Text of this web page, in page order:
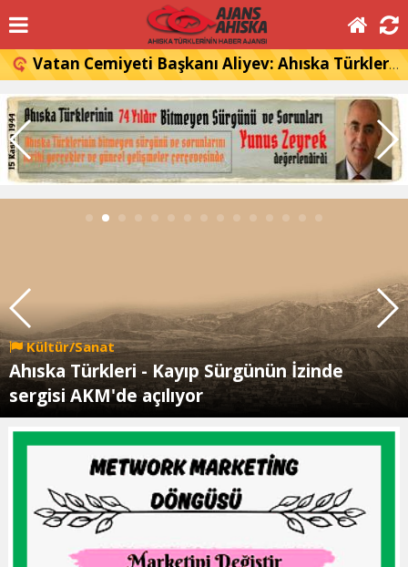
Vatan Cemiyeti Başkanı Aliyev: Ahıska Türkleri, Gürcistan'a dönmek istiyor
Kültür/Sanat
Ahıska Türkleri - Kayıp Sürgünün İzinde
sergisi AKM'de açılıyor